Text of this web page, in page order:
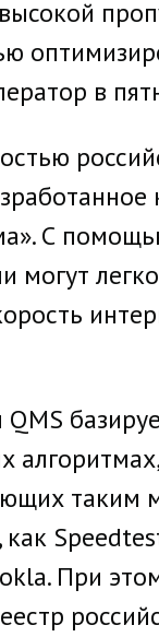
в
С
могут
алгоритмах,
таким
При